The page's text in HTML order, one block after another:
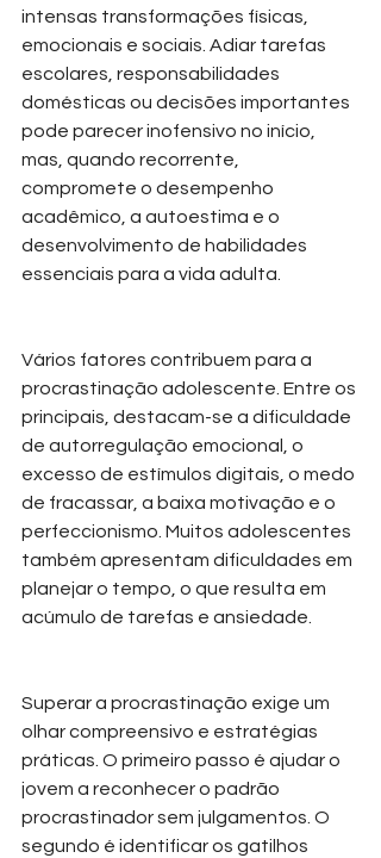
intensas transformações físicas,
emocionais e sociais. Adiar tarefas
escolares, responsabilidades
domésticas ou decisões importantes
pode parecer inofensivo no início,
mas, quando recorrente,
compromete o desempenho
acadêmico, a autoestima e o
desenvolvimento de habilidades
essenciais para a vida adulta.
Vários fatores contribuem para a
procrastinação adolescente. Entre os
principais, destacam-se a dificuldade
de autorregulação emocional, o
excesso de estímulos digitais, o medo
de fracassar, a baixa motivação e o
perfeccionismo. Muitos adolescentes
também apresentam dificuldades em
planejar o tempo, o que resulta em
acúmulo de tarefas e ansiedade.
Superar a procrastinação exige um
olhar compreensivo e estratégias
práticas. O primeiro passo é ajudar o
jovem a reconhecer o padrão
procrastinador sem julgamentos. O
segundo é identificar os gatilhos